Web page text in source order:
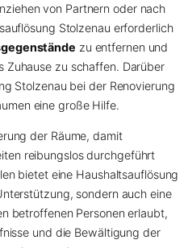
von Partnern oder nach
Stolzenau erforderlich
zu entfernen und
Zuhause zu schaffen. Darüber
Stolzenau bei der Renovierung
eine große Hilfe.
der Räume, damit
reibungslos durchgeführt
bietet eine Haushaltsauflösung
sondern auch eine
betroffenen Personen erlaubt,
und die Bewältigung der